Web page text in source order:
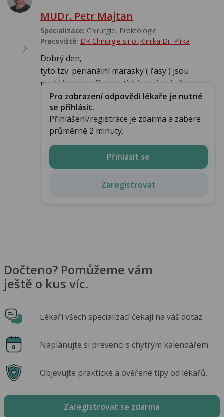
MUDr. Petr Majtan
Specializace: Chirurgie, Proktologie
Pracoviště: DK Chirurgie s.r.o.,Klinika Dr. Pírka
Dobrý den,
tyto tzv. perianální marasky ( řasy ) jsou
problémem spíše estetickým, nicméně...
Pro zobrazení odpovědi lékaře je nutné
se přihlásit.
Přihlášení/registrace je zdarma a zabere
průměrně 2 minuty.
Přihlásit se
Zaregistrovat
Dočteno? Pomůžeme vám
ještě o kus víc.
Lékaři všech specializací čekají na váš dotaz.
Naplánujte si prevenci s chytrým kalendářem.
Objevujte praktické a ověřené tipy od lékařů.
Zaregistrovat se zdarma